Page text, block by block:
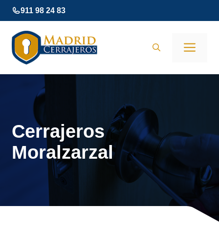
Saltar
al
contenido
911 98 24 83
Cerrajeros
Moralzarzal